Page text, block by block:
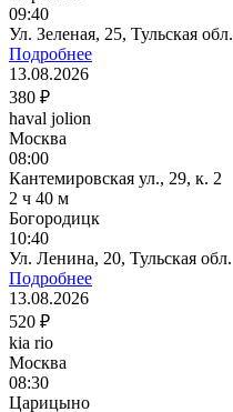
09:40
Ул. Зеленая, 25, Тульская обл.
Подробнее
13.08.2026
380 ₽
haval jolion
Москва
08:00
Кантемировская ул., 29, к. 2
2 ч 40 м
Богородицк
10:40
Ул. Ленина, 20, Тульская обл.
Подробнее
13.08.2026
520 ₽
kia rio
Москва
08:30
Царицыно